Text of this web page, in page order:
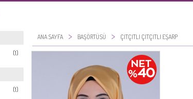
(1)
(1)
ANA SAYFA > BAŞÖRTÜSÜ > ÇITÇITLI ÇITÇITLI EŞARP